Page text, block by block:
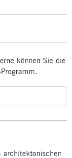
architektonischen
können Sie die